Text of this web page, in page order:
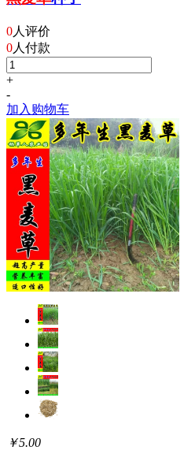
0人评价
0人付款
+
-
加入购物车
￥5.00